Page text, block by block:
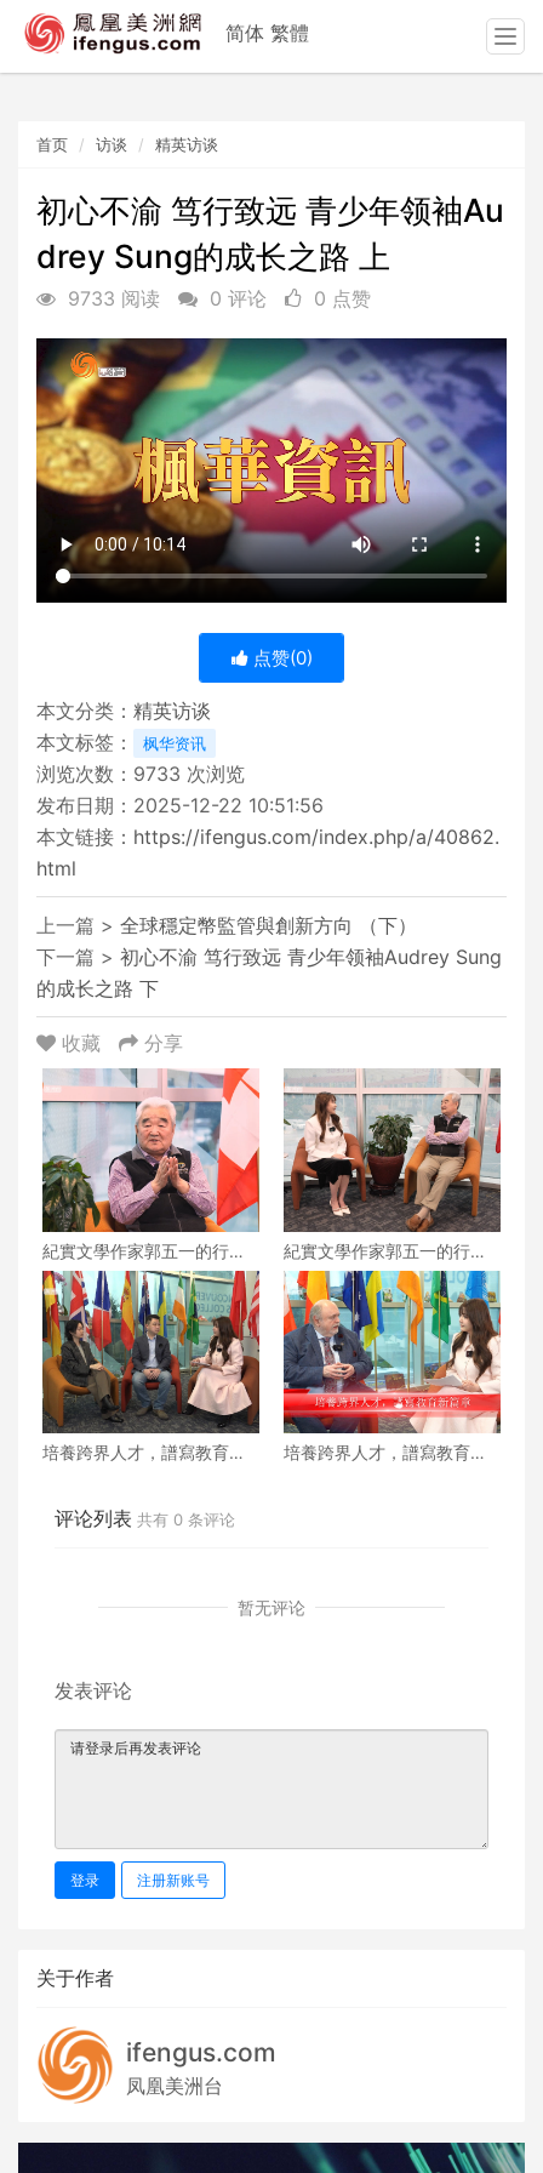
首页 访谈 精英访谈
初心不渝 笃行致远 青少年领袖Au
drey Sung的成长之路 上
9733 阅读 0 评论 0 点赞
点赞(0)
本文分类： 精英访谈
本文标签：
枫华资讯
浏览次数： 9733 次浏览
发布日期：2025-12-22 10:51:56
本文链接： https://ifengus.com/index.php/a/40862.
html
上一篇 > 全球穩定幣監管與創新方向 （下）
下一篇 > 初心不渝 笃行致远 青少年领袖Audrey Sung
的成长之路 下
收藏 分享
紀實文學作家郭五一的行走
人生 下
紀實文學作家郭五一的行走
人生 上
培養跨界人才，譜寫教育新
培養跨界人才，譜寫教育新
评论列表 共有 0 条评论
暂无评论
发表评论
登录 注册新账号
关于作者
ifengus.com
凤凰美洲台
简体 繁體
T
o
n
a
a
t
i
o
n